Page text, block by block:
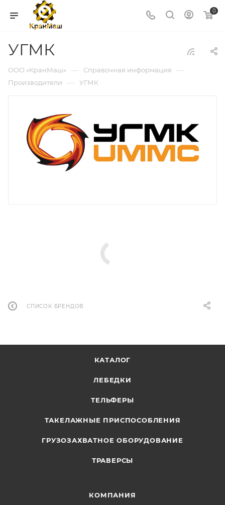
0
УГМК
ООО «КранМаш» — Справочная информация —
Производители — УГМК
СПИСОК БРЕНДОВ
КАТАЛОГ
ЛЕБЕДКИ
ТЕЛЬФЕРЫ
ТАКЕЛАЖНЫЕ ПРИСПОСОБЛЕНИЯ
ГРУЗОЗАХВАТНОЕ ОБОРУДОВАНИЕ
ТРАВЕРСЫ
КОМПАНИЯ